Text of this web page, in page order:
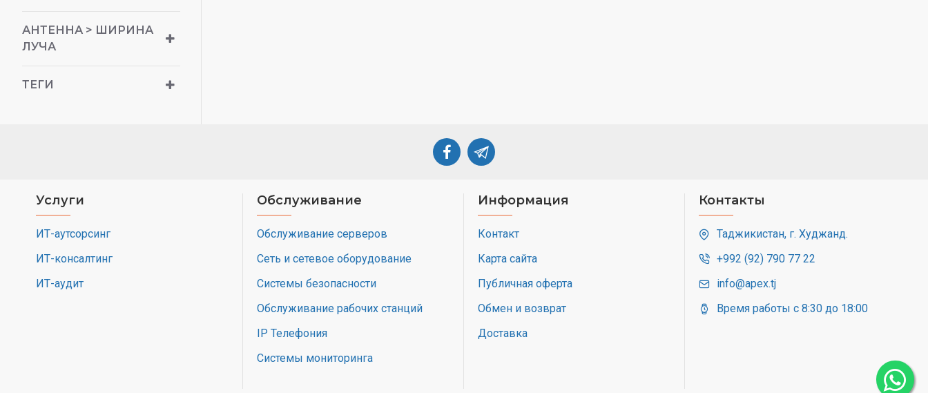
АНТЕННА > ШИРИНА
ЛУЧА
ТЕГИ
Услуги
ИТ-аутсорсинг
ИТ-консалтинг
ИТ-аудит
Обслуживание
Обслуживание серверов
Сеть и сетевое оборудование
Системы безопасности
Обслуживание рабочих станций
IP Телефония
Системы мониторинга
Информация
Контакт
Карта сайта
Публичная оферта
Обмен и возврат
Доставка
Контакты
Таджикистан, г. Худжанд.
+992 (92) 790 77 22
info@apex.tj
Время работы с 8:30 до 18:00